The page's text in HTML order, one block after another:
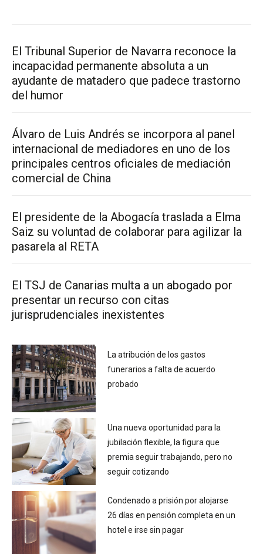
El Tribunal Superior de Navarra reconoce la
incapacidad permanente absoluta a un
ayudante de matadero que padece trastorno
del humor
Álvaro de Luis Andrés se incorpora al panel
internacional de mediadores en uno de los
principales centros oficiales de mediación
comercial de China
El presidente de la Abogacía traslada a Elma
Saiz su voluntad de colaborar para agilizar la
pasarela al RETA
El TSJ de Canarias multa a un abogado por
presentar un recurso con citas
jurisprudenciales inexistentes
La atribución de los gastos
funerarios a falta de acuerdo
probado
Una nueva oportunidad para la
jubilación flexible, la figura que
premia seguir trabajando, pero no
seguir cotizando
Condenado a prisión por alojarse
26 días en pensión completa en un
hotel e irse sin pagar